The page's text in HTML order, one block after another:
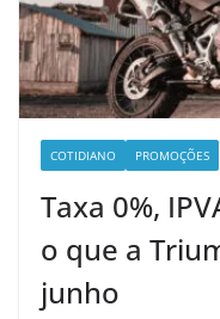
COTIDIANO PROMOÇÕES
Taxa 0%,
o que a
junho